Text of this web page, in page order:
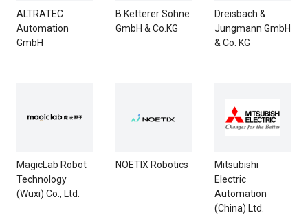
ALTRATEC
Automation
GmbH
B.Ketterer Söhne
GmbH & Co.KG
Dreisbach &
Jungmann GmbH
& Co. KG
MagicLab Robot
Technology
(Wuxi) Co., Ltd.
NOETIX Robotics
Mitsubishi
Electric
Automation
(China) Ltd.